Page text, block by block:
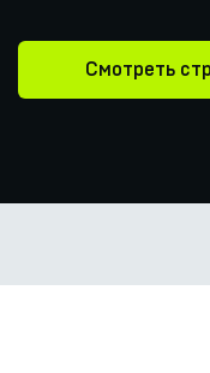
Смотреть